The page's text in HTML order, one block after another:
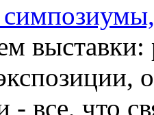
выставки:
- все, что